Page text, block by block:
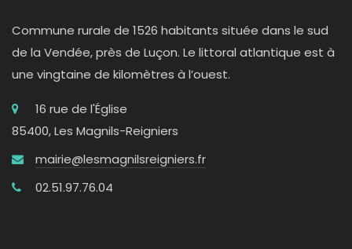
Commune rurale de 1526 habitants située dans le sud
de la Vendée, près de Luçon. Le littoral atlantique est à
une vingtaine de kilomètres à l’ouest.
16 rue de l'Église
85400, Les Magnils-Reigniers
mairie@lesmagnilsreigniers.fr
02.51.97.76.04